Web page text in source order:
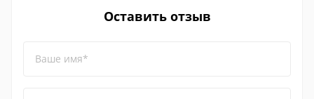
Оставить отзыв
Ваше имя*